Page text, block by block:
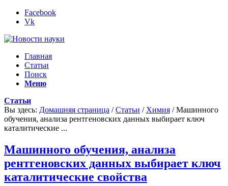
Facebook
Vk
Главная
Статьи
Поиск
Меню
Статьи
Вы здесь: Домашняя страница / Статьи / Химия / Машинного
обучения, анализа рентгеновских данных выбирает ключ
каталитические ...
Машинного обучения, анализа
рентгеновских данных выбирает ключ
каталитические свойства